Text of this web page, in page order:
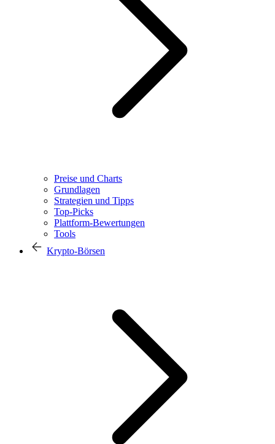
Preise und Charts
Grundlagen
Strategien und Tipps
Top-Picks
Plattform-Bewertungen
Tools
Krypto-Börsen